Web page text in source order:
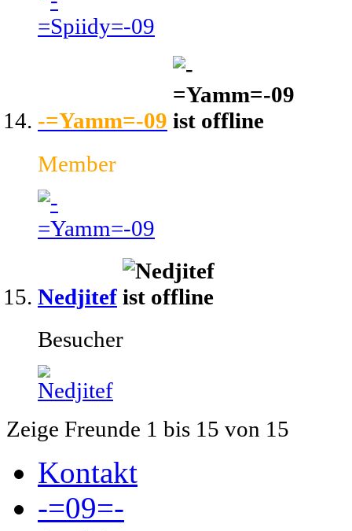
-=Yamm=-09
Member
Nedjitef
Besucher
Zeige Freunde 1 bis 15 von 15
Kontakt
-=09=-